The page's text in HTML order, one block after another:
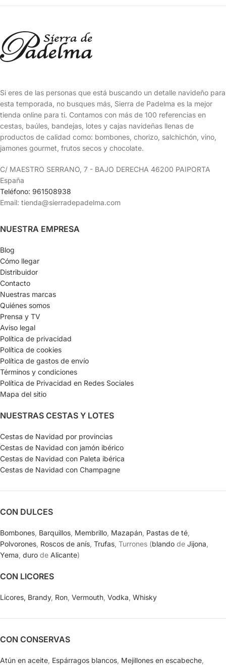
Si eres de las personas que está buscando un detalle navideño para
esta temporada, no busques más, Sierra de Padelma es la mejor
tienda online para ti. Contamos con más de 100 referencias en
cestas, baúles, bandejas, lotes y cajas navideñas llenas de
productos de calidad como: bombones, chorizo, salchichón, vino,
jamones gourmet, frutos secos y chocolate.
C/ MAESTRO SERRANO, 7 - BAJO DERECHA 46200 PAIPORTA
España
Teléfono: 961508938
Email: tienda@sierradepadelma.com
NUESTRA EMPRESA
Blog
Cómo llegar
Distribuidor
Contacto
Nuestras marcas
Quiénes somos
Prensa y TV
Aviso legal
Política de privacidad
Política de cookies
Política de gastos de envío
Términos y condiciones
Política de Privacidad en Redes Sociales
Mapa del sitio
NUESTRAS CESTAS Y LOTES
Cestas de Navidad por provincias
Cestas de Navidad con jamón ibérico
Cestas de Navidad con Paleta ibérica
Cestas de Navidad con Champagne
CON DULCES
Bombones Barquillos Membrillo Mazapán Pastas de té
Polvorones Roscos de anís Trufas , Turrones (blando de Jijona
Yema duro de Alicante)
CON LICORES
Licores, Brandy, Ron Vermouth Vodka Whisky
CON CONSERVAS
Atún en aceite Espárragos blancos Mejillones en escabeche